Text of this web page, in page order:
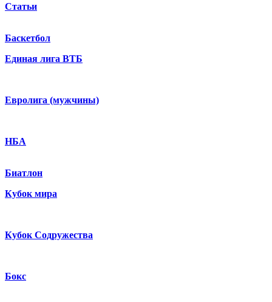
Статьи
Баскетбол
Единая лига ВТБ
Евролига (мужчины)
НБА
Биатлон
Кубок мира
Кубок Содружества
Бокс